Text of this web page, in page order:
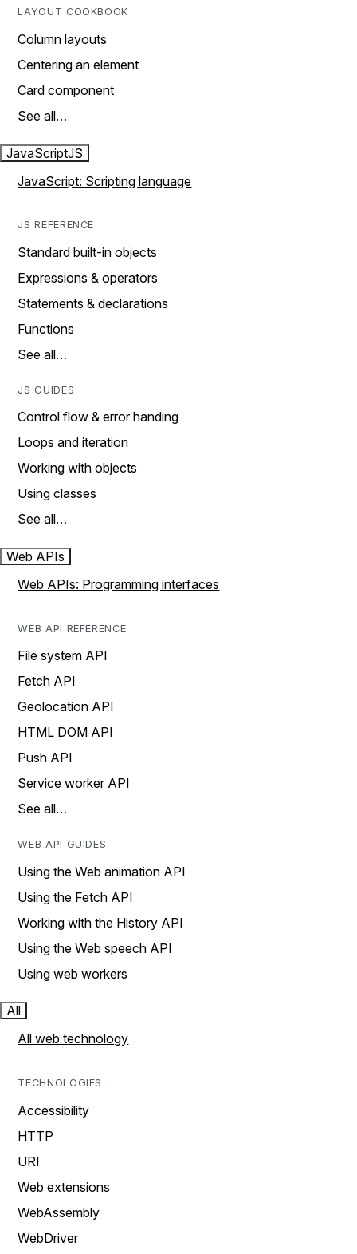
LAYOUT COOKBOOK
Column layouts
Centering an element
Card component
See all…
JavaScriptJS
JavaScript: Scripting language
JS REFERENCE
Standard built-in objects
Expressions & operators
Statements & declarations
Functions
See all…
JS GUIDES
Control flow & error handing
Loops and iteration
Working with objects
Using classes
See all…
Web APIs
Web APIs: Programming interfaces
WEB API REFERENCE
File system API
Fetch API
Geolocation API
HTML DOM API
Push API
Service worker API
See all…
WEB API GUIDES
Using the Web animation API
Using the Fetch API
Working with the History API
Using the Web speech API
Using web workers
All
All web technology
TECHNOLOGIES
Accessibility
HTTP
URI
Web extensions
WebAssembly
WebDriver